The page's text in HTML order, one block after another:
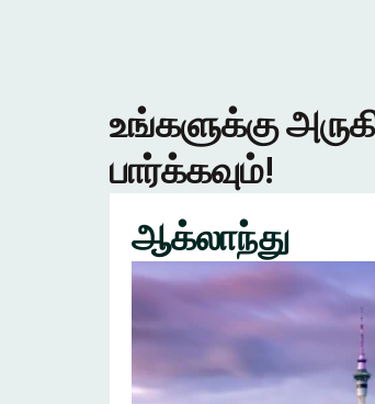
உங்களுக்கு
பார்க்கவும்!
ஆக்லாந்து